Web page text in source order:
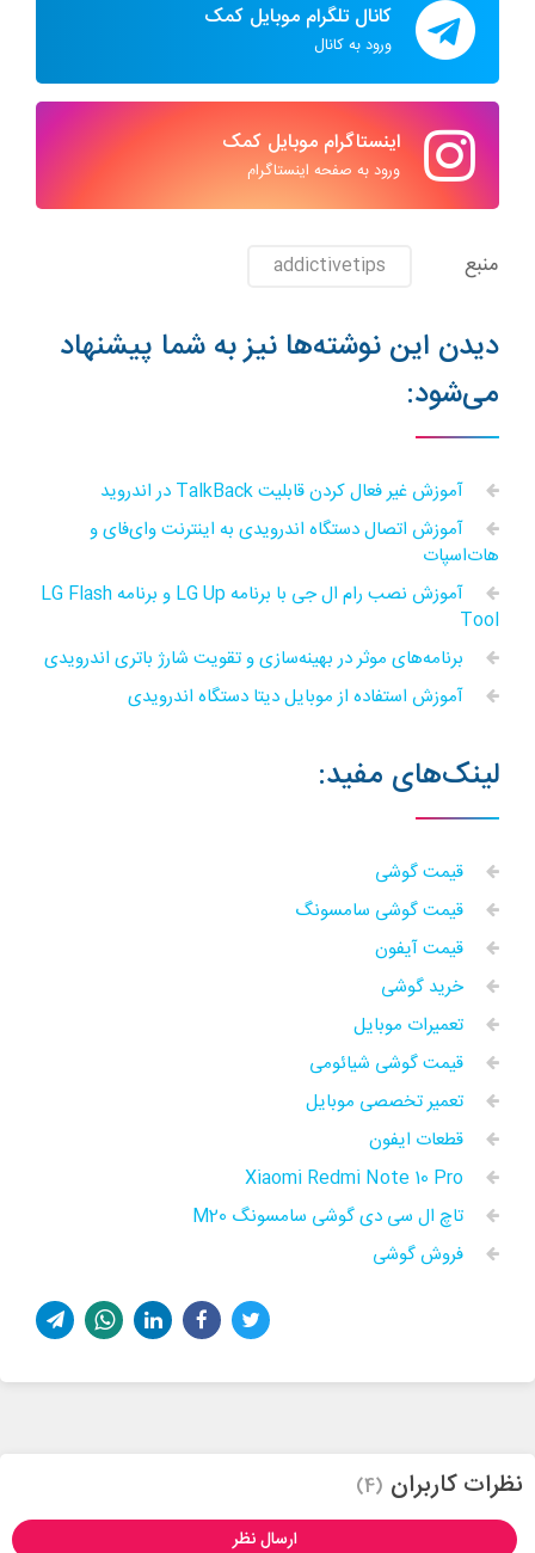
کانال تلگرام موبایل کمک
ورود به کانال
اینستاگرام موبایل کمک
ورود به صفحه اینستاگرام
منبع addictivetips
دیدن این نوشته‌ها نیز به شما پیشنهاد
می‌شود:
آموزش غیر فعال کردن قابلیت TalkBack در اندروید
آموزش اتصال دستگاه اندرویدی به اینترنت وای‌فای و
هات‌اسپات
آموزش نصب رام ال جی با برنامه LG Up و برنامه LG Flash
Tool
برنامه‌های موثر در بهینه‌سازی و تقویت شارژ باتری اندرویدی
آموزش استفاده از موبایل دیتا دستگاه اندرویدی
لینک‌های مفید:
قیمت گوشی
قیمت گوشی سامسونگ
قیمت آیفون
خرید گوشی
تعمیرات موبایل
قیمت گوشی شیائومی
تعمیر تخصصی موبایل
قطعات ایفون
تاچ ال سی دی گوشی سامسونگ M20
فروش گوشی
نظرات کاربران (4)
ارسال نظر